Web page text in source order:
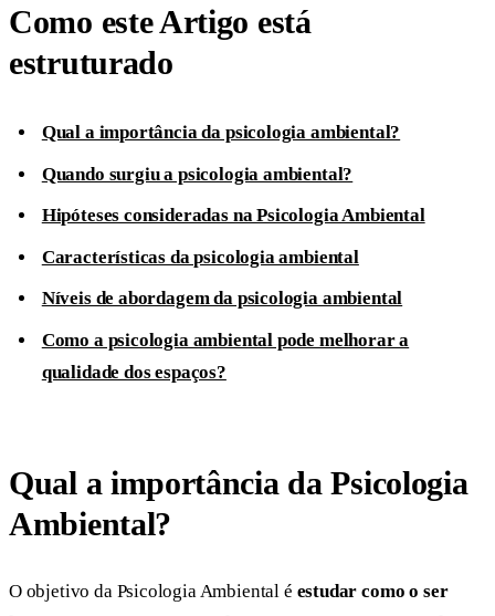
Como este Artigo está
estruturado
Qual a importância da psicologia ambiental?
Quando surgiu a psicologia ambiental?
Hipóteses consideradas na Psicologia Ambiental
Características da psicologia ambiental
Níveis de abordagem da psicologia ambiental
Como a psicologia ambiental pode melhorar a
qualidade dos espaços?
Qual a importância da Psicologia
Ambiental?
O objetivo da Psicologia Ambiental é estudar como o ser